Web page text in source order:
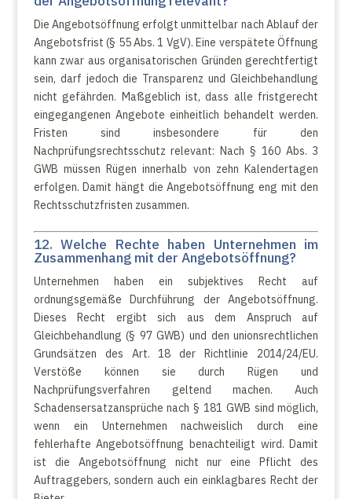
Die Angebotsöffnung erfolgt unmittelbar nach Ablauf der
Angebotsfrist (§ 55 Abs. 1 VgV). Eine verspätete Öffnung
kann zwar aus organisatorischen Gründen gerechtfertigt
sein, darf jedoch die Transparenz und Gleichbehandlung
nicht gefährden. Maßgeblich ist, dass alle fristgerecht
eingegangenen Angebote einheitlich behandelt werden.
Fristen sind insbesondere für den
Nachprüfungsrechtsschutz relevant: Nach § 160 Abs. 3
GWB müssen Rügen innerhalb von zehn Kalendertagen
erfolgen. Damit hängt die Angebotsöffnung eng mit den
Rechtsschutzfristen zusammen.
12. Welche Rechte haben Unternehmen im
Zusammenhang mit der Angebotsöffnung?
Unternehmen haben ein subjektives Recht auf
ordnungsgemäße Durchführung der Angebotsöffnung.
Dieses Recht ergibt sich aus dem Anspruch auf
Gleichbehandlung (§ 97 GWB) und den unionsrechtlichen
Grundsätzen des Art. 18 der Richtlinie 2014/24/EU.
Verstöße können sie durch Rügen und
Nachprüfungsverfahren geltend machen. Auch
Schadensersatzansprüche nach § 181 GWB sind möglich,
wenn ein Unternehmen nachweislich durch eine
fehlerhafte Angebotsöffnung benachteiligt wird. Damit
ist die Angebotsöffnung nicht nur eine Pflicht des
Auftraggebers, sondern auch ein einklagbares Recht der